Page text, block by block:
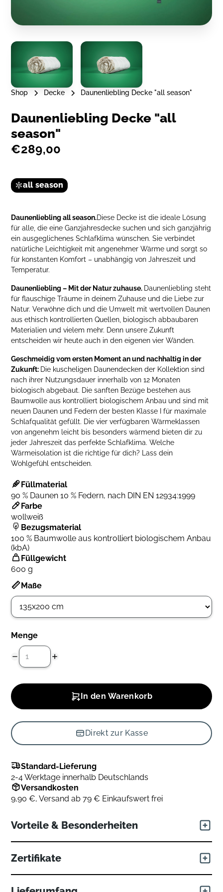
Shop Decke Daunenliebling Decke "all season"
Daunenliebling Decke "all
season"
€289,00
all season
Daunenliebling all season.Diese Decke ist die ideale Lösung
für alle, die eine Ganzjahresdecke suchen und sich ganzjährig
ein ausgeglichenes Schlafklima wünschen. Sie verbindet
natürliche Leichtigkeit mit angenehmer Wärme und sorgt so
für konstanten Komfort – unabhängig von Jahreszeit und
Temperatur.
Daunenliebling – Mit der Natur zuhause. Daunenliebling steht
für flauschige Träume in deinem Zuhause und die Liebe zur
Natur. Verwöhne dich und die Umwelt mit wertvollen Daunen
aus ethisch kontrollierten Quellen, biologisch abbaubaren
Materialien und vielem mehr. Denn unsere Zukunft
entscheiden wir heute auch in den eigenen vier Wänden.
Geschmeidig vom ersten Moment an und nachhaltig in der
Zukunft: Die kuscheligen Daunendecken der Kollektion sind
nach ihrer Nutzungsdauer innerhalb von 12 Monaten
biologisch abgebaut. Die sanften Bezüge bestehen aus
Baumwolle aus kontrolliert biologischem Anbau und sind mit
neuen Daunen und Federn der besten Klasse I für maximale
Schlafqualität gefüllt. Die vier verfügbaren Wärmeklassen
von angenehm leicht bis besonders wärmend bieten dir zu
jeder Jahreszeit das perfekte Schlafklima. Welche
Wärmeisolation ist die richtige für dich? Lass dein
Wohlgefühl entscheiden.
Füllmaterial
90 % Daunen 10 % Federn, nach DIN EN 12934:1999
Farbe
wollweiß
Bezugsmaterial
100 % Baumwolle aus kontrolliert biologischem Anbau
(kbA)
Füllgewicht
600 g
Maße
Menge
In den Warenkorb
Direkt zur Kasse
Standard-Lieferung
2-4 Werktage innerhalb Deutschlands
Versandkosten
9,90 €, Versand ab 79 € Einkaufswert frei
Vorteile & Besonderheiten
"Bioabbaubar“ und war damit Vorreiter in Sachen
Federn stammen aus ethisch kontrollierten Quellen und die
geschmeidigen, atmungsaktiven Bezüge bestehen zu 100
Zertifikate